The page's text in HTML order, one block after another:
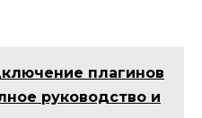
плагинов
руководство и